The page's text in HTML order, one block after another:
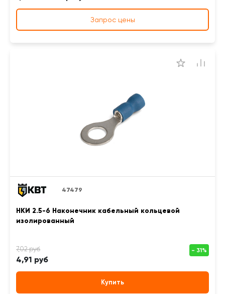
Запрос цены
47479
НКИ 2.5-6 Наконечник кабельный кольцевой
изолированный
4,91 руб
Купить